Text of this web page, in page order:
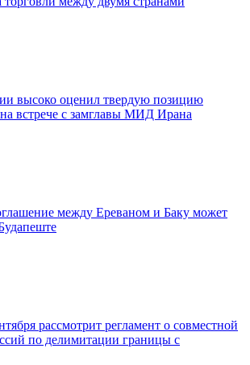
высоко оценил твердую позицию
встрече с замглавы МИД Ирана
между Ереваном и Баку может
рассмотрит регламент о совместной
по делимитации границы с